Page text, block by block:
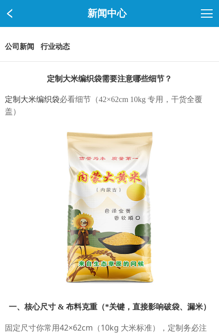
新闻中心
公司新闻 行业动态
定制大米编织袋需要注意哪些细节？
定制大米编织袋必看细节（42×62cm 10kg 专用，干货全覆
盖）
一、核心尺寸 & 布料克重（*关键，直接影响破袋、漏米）
固定尺寸你常用42×62cm（10kg 大米标准），定制务必注